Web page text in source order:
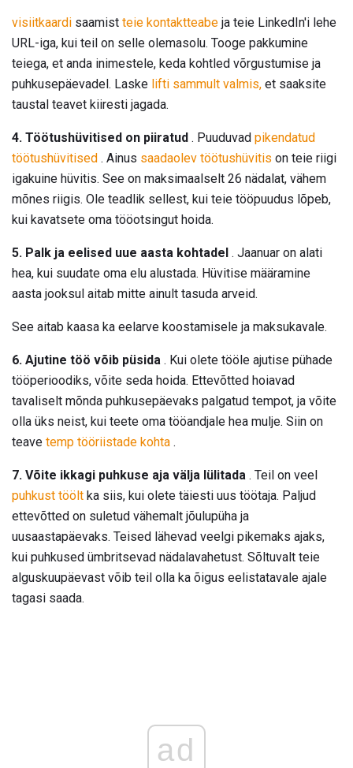
visiitkaardi saamist teie kontaktteabe ja teie LinkedIn'i lehe
URL-iga, kui teil on selle olemasolu. Tooge pakkumine
teiega, et anda inimestele, keda kohtled võrgustumise ja
puhkusepäevadel. Laske lifti sammult valmis, et saaksite
taustal teavet kiiresti jagada.
4. Töötushüvitised on piiratud . Puuduvad pikendatud
töötushüvitised . Ainus saadaolev töötushüvitis on teie riigi
igakuine hüvitis. See on maksimaalselt 26 nädalat, vähem
mõnes riigis. Ole teadlik sellest, kui teie tööpuudus lõpeb,
kui kavatsete oma tööotsingut hoida.
5. Palk ja eelised uue aasta kohtadel . Jaanuar on alati
hea, kui suudate oma elu alustada. Hüvitise määramine
aasta jooksul aitab mitte ainult tasuda arveid.
See aitab kaasa ka eelarve koostamisele ja maksukavale.
6. Ajutine töö võib püsida . Kui olete tööle ajutise pühade
tööperioodiks, võite seda hoida. Ettevõtted hoiavad
tavaliselt mõnda puhkusepäevaks palgatud tempot, ja võite
olla üks neist, kui teete oma tööandjale hea mulje. Siin on
teave temp tööriistade kohta .
7. Võite ikkagi puhkuse aja välja lülitada . Teil on veel
puhkust töölt ka siis, kui olete täiesti uus töötaja. Paljud
ettevõtted on suletud vähemalt jõulupüha ja
uusaastapäevaks. Teised lähevad veelgi pikemaks ajaks,
kui puhkused ümbritsevad nädalavahetust. Sõltuvalt teie
alguskuupäevast võib teil olla ka õigus eelistatavale ajale
tagasi saada.
ad